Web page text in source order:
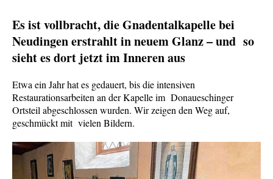
Es ist vollbracht, die Gnadentalkapelle bei
Neudingen erstrahlt in neuem Glanz – und so
sieht es dort jetzt im Inneren aus
Etwa ein Jahr hat es gedauert, bis die intensiven
Restaurationsarbeiten an der Kapelle im Donaueschinger
Ortsteil abgeschlossen wurden. Wir zeigen den Weg auf,
geschmückt mit vielen Bildern.